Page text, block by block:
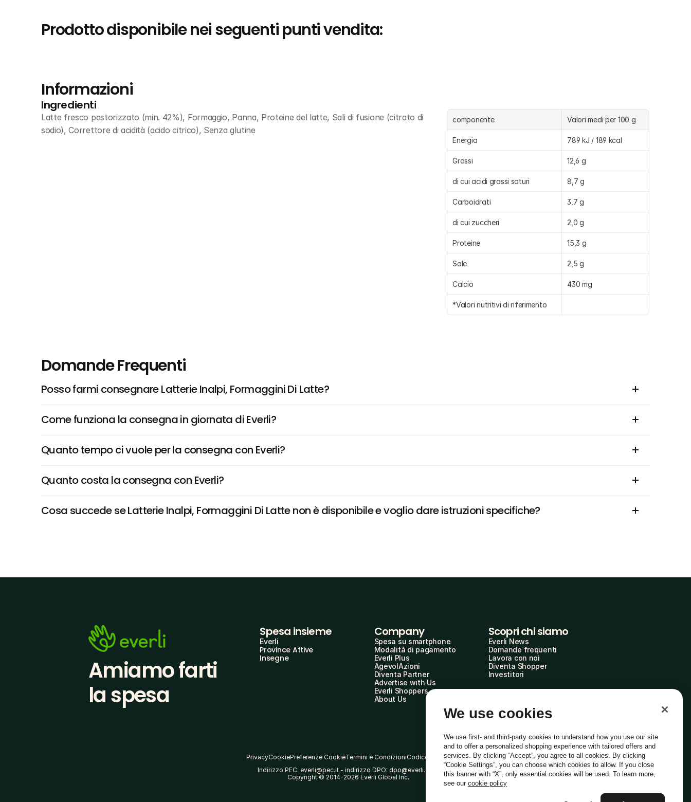
Prodotto disponibile nei seguenti punti vendita:
Informazioni
Ingredienti
Latte fresco pastorizzato (min. 42%), Formaggio, Panna, Proteine del latte, Sali di fusione (citrato di
sodio), Correttore di acidità (acido citrico), Senza glutine
componente Valori medi per 100 g
Energia 789 kJ / 189 kcal
Grassi 12,6 g
di cui acidi grassi saturi 8,7 g
Carboidrati 3,7 g
di cui zuccheri 2,0 g
Proteine 15,3 g
Sale 2,5 g
Calcio 430 mg
*Valori nutritivi di riferimento
Domande Frequenti
Posso farmi consegnare Latterie Inalpi, Formaggini Di Latte?
Come funziona la consegna in giornata di Everli?
Quanto tempo ci vuole per la consegna con Everli?
Quanto costa la consegna con Everli?
Cosa succede se Latterie Inalpi, Formaggini Di Latte non è disponibile e voglio dare istruzioni specifiche?
Amiamo farti
la spesa
Spesa insieme
Everli
Province Attive
Insegne
Company
Spesa su smartphone
Modalità di pagamento
Everli Plus
AgevolAzioni
Diventa Partner
Advertise with Us
Everli Shoppers
About Us
Scopri chi siamo
Everli News
Domande frequenti
Lavora con noi
Diventa Shopper
Investitori
PrivacyCookiePreferenze CookieTermini e CondizioniCodice Etico
Indirizzo PEC: everli@pec.it - indirizzo DPO: dpo@everli.com
Copyright © 2014-2026 Everli Global Inc.
Italiano
We use cookies
We use first- and third-party cookies to understand how you use our site
and to offer a personalized shopping experience with tailored offers and
services. By clicking “Accept”, you agree to all cookies. By clicking
“Cookie Settings”, you can choose which cookies to allow. If you close
this banner with “X”, only essential cookies will be used. To learn more,
see our cookie policy